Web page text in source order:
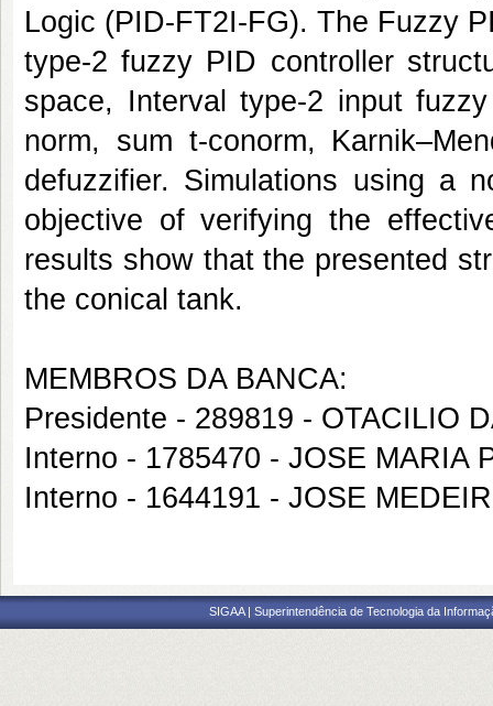
Logic (PID-FT2I-FG). The Fuzzy
type-2 fuzzy PID controller
space, Interval type-2 input
norm, sum t-conorm,
defuzzifier. Simulations using a
objective of verifying the
results show that the presented
the conical tank.
MEMBROS DA BANCA:
Presidente - 289819 - OTACILIO
Interno - 1785470 - JOSE MARIA
Interno - 1644191 - JOSE
SIGAA | Superintendência de Tecnologia da